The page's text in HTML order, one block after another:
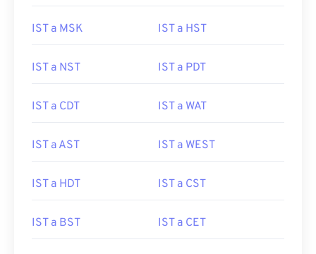
IST a MSK IST a HST
IST a NST IST a PDT
IST a CDT IST a WAT
IST a AST IST a WEST
IST a HDT IST a CST
IST a BST IST a CET